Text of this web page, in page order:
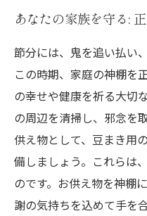
あなたの家族を守る:
節分には、鬼を追い払い
この時期、家庭の神棚を
の幸せや健康を祈る大切
の周辺を清掃し、邪念を
供え物として、豆まき用
備しましょう。これらは
のです。お供え物を神棚
謝の気持ちを込めて手を